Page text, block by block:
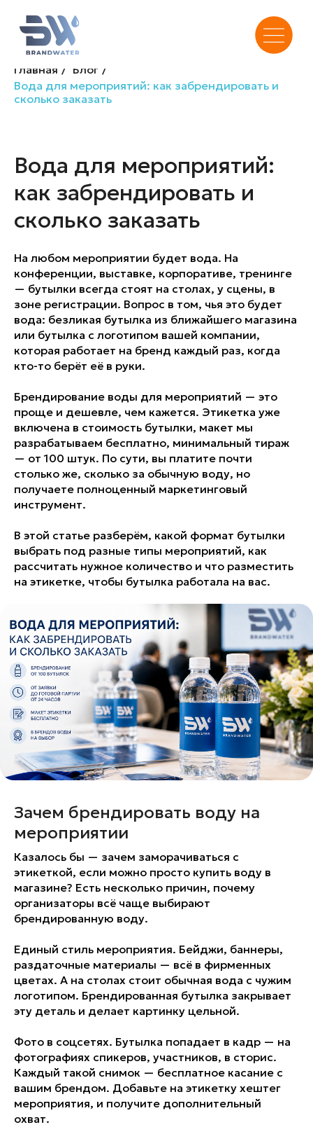
Главная / Блог /
Вода для мероприятий: как забрендировать и
сколько заказать
Вода для мероприятий:
как забрендировать и
сколько заказать
На любом мероприятии будет вода. На
конференции, выставке, корпоративе, тренинге
— бутылки всегда стоят на столах, у сцены, в
зоне регистрации. Вопрос в том, чья это будет
вода: безликая бутылка из ближайшего магазина
или бутылка с логотипом вашей компании,
которая работает на бренд каждый раз, когда
кто-то берёт её в руки.
Брендирование воды для мероприятий — это
проще и дешевле, чем кажется. Этикетка уже
включена в стоимость бутылки, макет мы
разрабатываем бесплатно, минимальный тираж
— от 100 штук. По сути, вы платите почти
столько же, сколько за обычную воду, но
получаете полноценный маркетинговый
инструмент.
В этой статье разберём, какой формат бутылки
выбрать под разные типы мероприятий, как
рассчитать нужное количество и что разместить
на этикетке, чтобы бутылка работала на вас.
Зачем брендировать воду на
мероприятии
Казалось бы — зачем заморачиваться с
этикеткой, если можно просто купить воду в
магазине? Есть несколько причин, почему
организаторы всё чаще выбирают
брендированную воду.
Единый стиль мероприятия. Бейджи, баннеры,
раздаточные материалы — всё в фирменных
цветах. А на столах стоит обычная вода с чужим
логотипом. Брендированная бутылка закрывает
эту деталь и делает картинку цельной.
Фото в соцсетях. Бутылка попадает в кадр — на
фотографиях спикеров, участников, в сторис.
Каждый такой снимок — бесплатное касание с
вашим брендом. Добавьте на этикетку хештег
мероприятия, и получите дополнительный
охват.